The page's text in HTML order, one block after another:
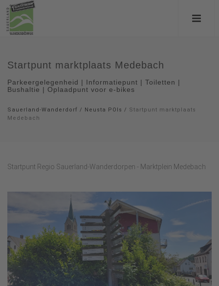
Startpunt marktplaats Medebach
Parkeergelegenheid | Informatiepunt | Toiletten |
Bushaltie | Oplaadpunt voor e-bikes
Sauerland-Wanderdorf / Neusta POIs / Startpunt marktplaats
Medebach
Startpunt Regio Sauerland-Wanderdorpen - Marktplein Medebach